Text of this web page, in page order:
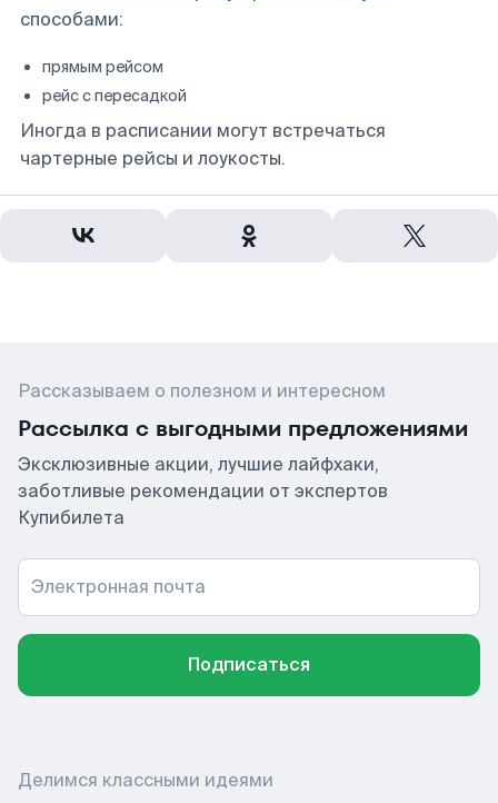
способами:
прямым рейсом
рейс с пересадкой
Иногда в расписании могут встречаться
чартерные рейсы и лоукосты.
Рассказываем о полезном и интересном
Рассылка с выгодными предложениями
Эксклюзивные акции, лучшие лайфхаки,
заботливые рекомендации от экспертов
Купибилета
Электронная почта
Подписаться
Делимся классными идеями